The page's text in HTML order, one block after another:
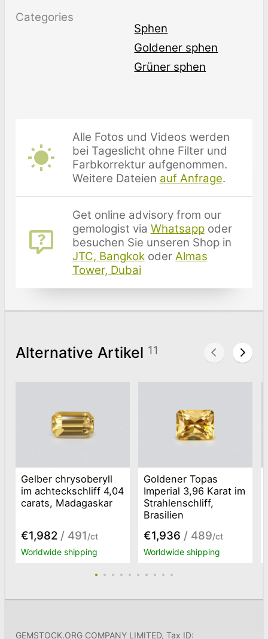
Categories
Sphen
Goldener sphen
Grüner sphen
Alle Fotos und Videos werden
bei Tageslicht ohne Filter und
Farbkorrektur aufgenommen.
Weitere Dateien auf Anfrage.
Get online advisory from our
gemologist via Whatsappoder
besuchen Sie unseren Shop in
JTC, Bangkokoder Almas
Tower, Dubai
Alternative Artikel 11
Gelber chrysoberyll
im achteckschliff 4,04
carats, Madagaskar
€1,982 / 491/ct
Worldwide shipping
Goldener Topas
Imperial 3,96 Karat im
Strahlenschliff,
Brasilien
€1,936 / 489/ct
Worldwide shipping
GEMSTOCK.ORG COMPANY LIMITED, Tax ID: